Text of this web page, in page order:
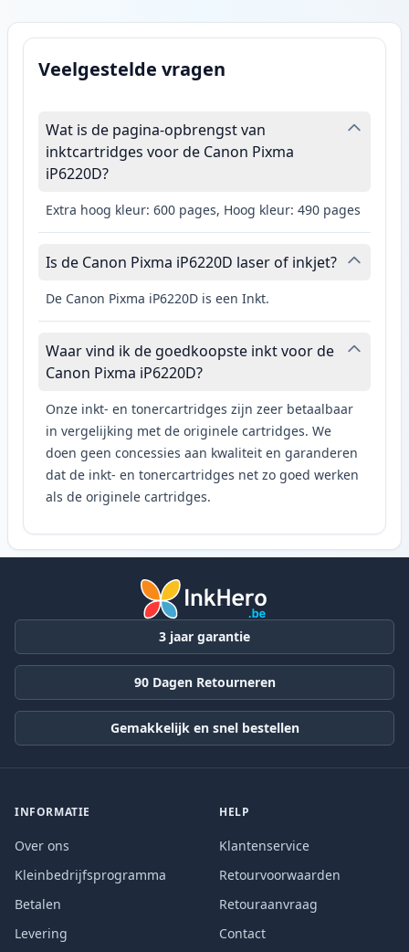
Veelgestelde vragen
Wat is de pagina-opbrengst van
inktcartridges voor de Canon Pixma
iP6220D?
Extra hoog kleur: 600 pages, Hoog kleur: 490 pages
Is de Canon Pixma iP6220D laser of inkjet?
De Canon Pixma iP6220D is een Inkt.
Waar vind ik de goedkoopste inkt voor de
Canon Pixma iP6220D?
Onze inkt- en tonercartridges zijn zeer betaalbaar
in vergelijking met de originele cartridges. We
doen geen concessies aan kwaliteit en garanderen
dat de inkt- en tonercartridges net zo goed werken
als de originele cartridges.
3 jaar garantie
90 Dagen Retourneren
Gemakkelijk en snel bestellen
INFORMATIE
Over ons
Kleinbedrijfsprogramma
Betalen
Levering
HELP
Klantenservice
Retourvoorwaarden
Retouraanvraag
Contact